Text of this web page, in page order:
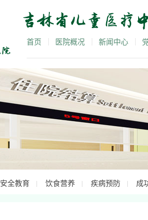
首页 医院概况 新闻中心
安全教育 饮食营养 疾病预防 成